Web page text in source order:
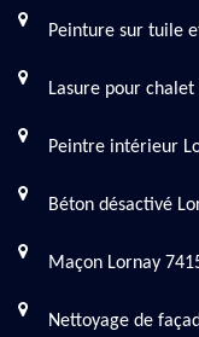
Peinture sur tuile
Lasure pour
Peintre intérieur
Béton désactivé
Maçon Lornay
Nettoyage de